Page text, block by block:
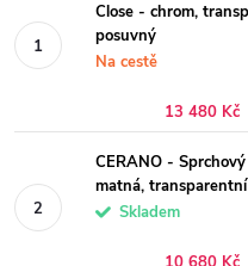
Close - chrom,
posuvný
Na cestě
13 480 Kč
CERANO -
matná,
Skladem